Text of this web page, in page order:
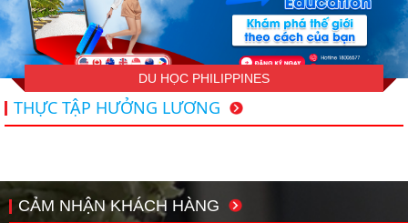
DU HỌC PHILIPPINES
THỰC TẬP HƯỞNG LƯƠNG
CẢM NHẬN KHÁCH HÀNG